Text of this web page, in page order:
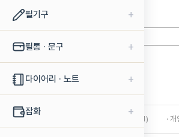
필기구 +
필통 · 문구 +
다이어리 · 노트 +
잡화 +
우딕
· 필통 / 펜 파우치 / 보관함(4) ·